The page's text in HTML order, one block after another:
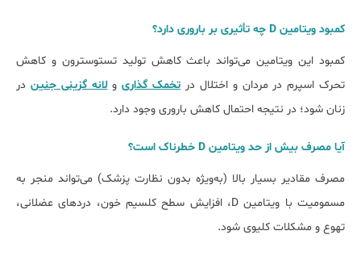
کمبود ویتامین D چه تأثیری بر باروری دارد؟
کمبود این ویتامین می‌تواند باعث کاهش تولید تستوسترون و کاهش
تحرک اسپرم در مردان و اختلال در تخمک گذاریولانه گزینی جنین در
زنان شود؛ در نتیجه احتمال کاهش باروری وجود دارد.
آﯾﺎ ﻣﺼﺮف ﺑﯿﺶ از ﺣﺪ ویتامین D ﺧﻄﺮﻧﺎک اﺳﺖ؟
مصرف مقادیر بسیار بالا (به‌ویژه بدون نظارت پزشک) می‌تواند منجر به
مسمومیت با ویتامین D، افزایش سطح کلسیم خون، دردهای عضلانی،
تهوع و مشکلات کلیوی شود.